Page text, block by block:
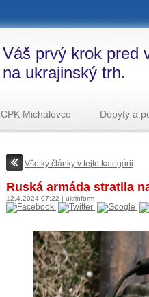
Váš prvý krok pred
na ukrajinský trh.
CPK Michalovce Dopyty a
Všetky články v tejto kategórii
Ruská armáda stratila
12.4.2024 07:22 | ukrinform